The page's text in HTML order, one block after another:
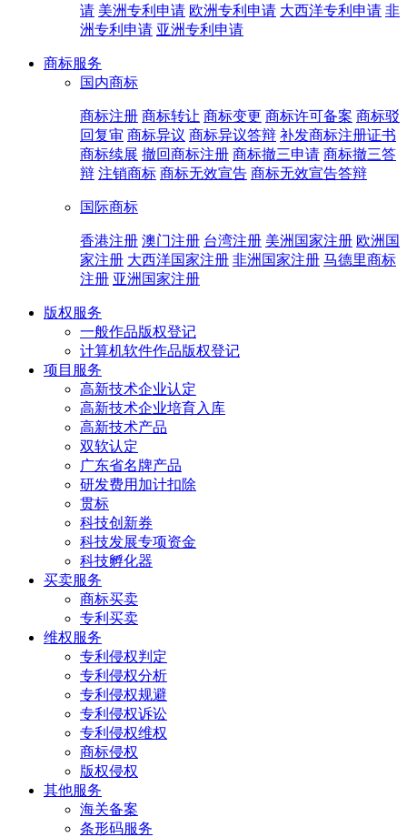
请 美洲专利申请 欧洲专利申请 大西洋专利申请 非
洲专利申请 亚洲专利申请
商标服务
国内商标
商标注册 商标转让 商标变更 商标许可备案 商标驳
回复审 商标异议 商标异议答辩 补发商标注册证书
商标续展 撤回商标注册 商标撤三申请 商标撤三答
辩 注销商标 商标无效宣告 商标无效宣告答辩
国际商标
香港注册 澳门注册 台湾注册 美洲国家注册 欧洲国
家注册 大西洋国家注册 非洲国家注册 马德里商标
注册 亚洲国家注册
版权服务
一般作品版权登记
计算机软件作品版权登记
项目服务
高新技术企业认定
高新技术企业培育入库
高新技术产品
双软认定
广东省名牌产品
研发费用加计扣除
贯标
科技创新券
科技发展专项资金
科技孵化器
买卖服务
商标买卖
专利买卖
维权服务
专利侵权判定
专利侵权分析
专利侵权规避
专利侵权诉讼
专利侵权维权
商标侵权
版权侵权
其他服务
海关备案
条形码服务